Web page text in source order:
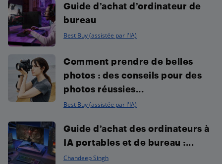
Guide d’achat d’ordinateur de
bureau
Best Buy (assistée par l'IA)
Comment prendre de belles
photos : des conseils pour des
photos réussies...
Best Buy (assistée par l'IA)
Guide d’achat des ordinateurs à
IA portables et de bureau :...
Chandeep Singh